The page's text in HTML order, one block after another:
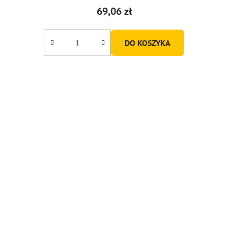
69,06 zł
DO KOSZYKA